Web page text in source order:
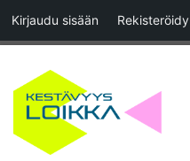
Kirjaudu sisään Rekisteröidy
Skip to content